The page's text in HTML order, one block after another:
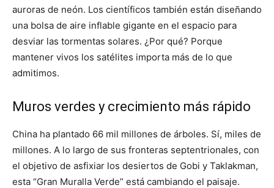
auroras de neón. Los científicos también están diseñando
una bolsa de aire inflable gigante en el espacio para
desviar las tormentas solares. ¿Por qué? Porque
mantener vivos los satélites importa más de lo que
admitimos.
Muros verdes y crecimiento más rápido
China ha plantado 66 mil millones de árboles. Sí, miles de
millones. A lo largo de sus fronteras septentrionales, con
el objetivo de asfixiar los desiertos de Gobi y Taklakman,
esta “Gran Muralla Verde” está cambiando el paisaje.